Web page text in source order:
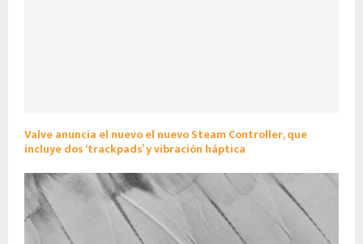
Valve anuncia el nuevo el nuevo Steam Controller, que
incluye dos ‘trackpads’ y vibración háptica